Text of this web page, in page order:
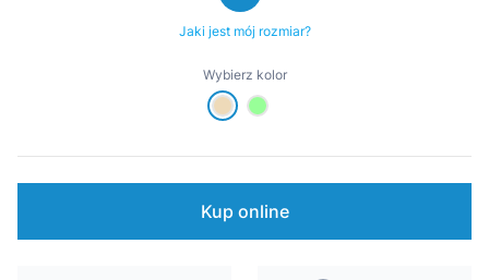
Jaki jest mój rozmiar?
Wybierz kolor
Kup online